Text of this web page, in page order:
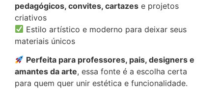
pedagógicos, convites, cartazes e projetos
criativos
Estilo artístico e moderno para deixar seus
materiais únicos
Perfeita para professores, pais, designers e
amantes da arte, essa fonte é a escolha certa
para quem quer unir estética e funcionalidade.